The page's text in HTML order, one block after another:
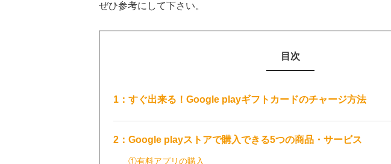
ぜひ参考にして下さい。
目次
1：すぐ出来る！Google playギフトカードのチャージ方法
2：Google playストアで購入できる5つの商品・サービス
①有料アプリの購入